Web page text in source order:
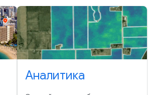
Аналитика